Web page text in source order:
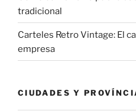
tradicional
Carteles Retro Vintage: El
empresa
CIUDADES Y